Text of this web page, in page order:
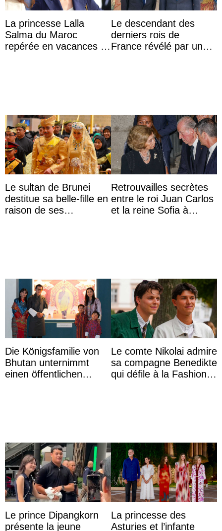
La princesse Lalla
Salma du Maroc
repérée en vacances à
Le descendant des
derniers rois de
France révélé par un
Le sultan de Brunei
destitue sa belle-fille en
raison de ses
Retrouvailles secrètes
entre le roi Juan Carlos
et la reine Sofia à
Die Königsfamilie von
Bhutan unternimmt
einen öffentlichen
Le comte Nikolai admire
sa compagne Benedikte
qui défile à la Fashion
Le prince Dipangkorn
présente la jeune
La princesse des
Asturies et l’infante